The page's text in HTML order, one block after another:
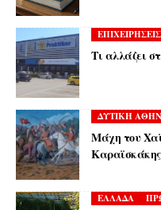
ΕΠΙΧΕΙΡΗΣΕΙΣ
Τι αλλάζει
ΔΥΤΙΚΗ
Μάχη του
ΕΛΛΑΔΑ